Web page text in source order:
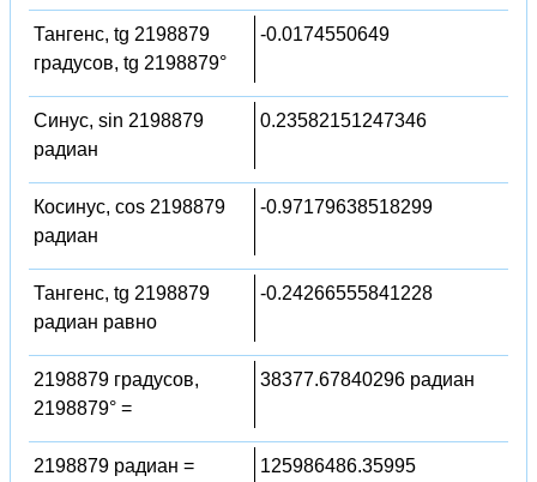
Тангенс, tg 2198879
градусов, tg 2198879°
-0.0174550649
Синус, sin 2198879
радиан
0.23582151247346
Косинус, cos 2198879
радиан
-0.97179638518299
Тангенс, tg 2198879
радиан равно
-0.24266555841228
2198879 градусов,
2198879° =
38377.67840296 радиан
2198879 радиан =
125986486.35995